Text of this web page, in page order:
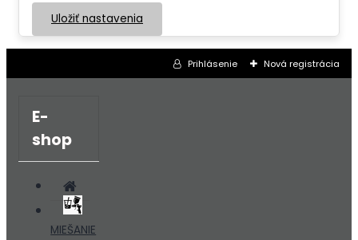
Uložiť nastavenia
Prihlásenie Nová registrácia
E-
shop
MIEŠANIE